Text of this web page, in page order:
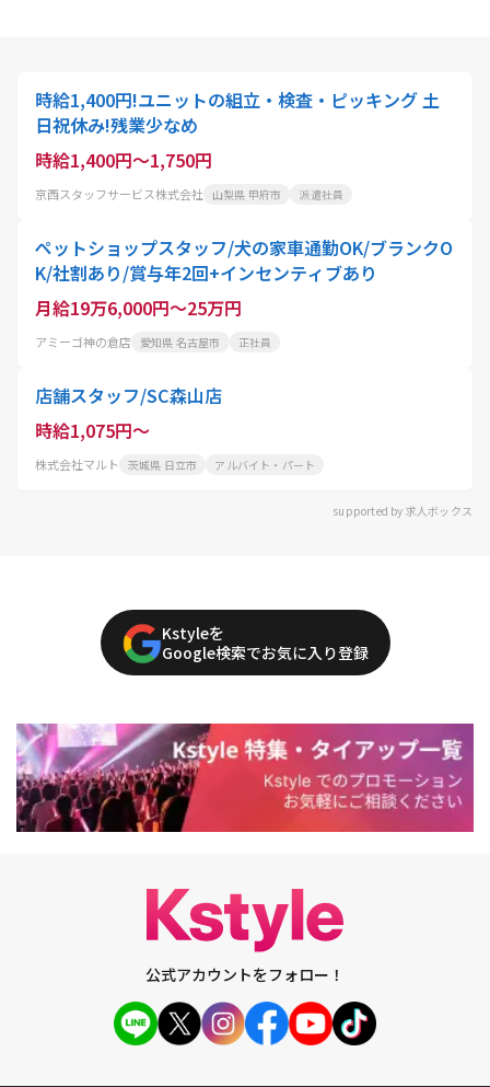
時給1,400円!ユニットの組立・検査・ピッキング 土
日祝休み!残業少なめ
時給1,400円～1,750円
京西スタッフサービス株式会社 山梨県 甲府市 派遣社員
ペットショップスタッフ/犬の家車通勤OK/ブランクO
K/社割あり/賞与年2回+インセンティブあり
月給19万6,000円～25万円
アミーゴ神の倉店 愛知県 名古屋市 正社員
店舗スタッフ/SC森山店
時給1,075円～
株式会社マルト 茨城県 日立市 アルバイト・パート
supported by 求人ボックス
Kstyleを
Google検索でお気に入り登録
公式アカウントをフォロー！